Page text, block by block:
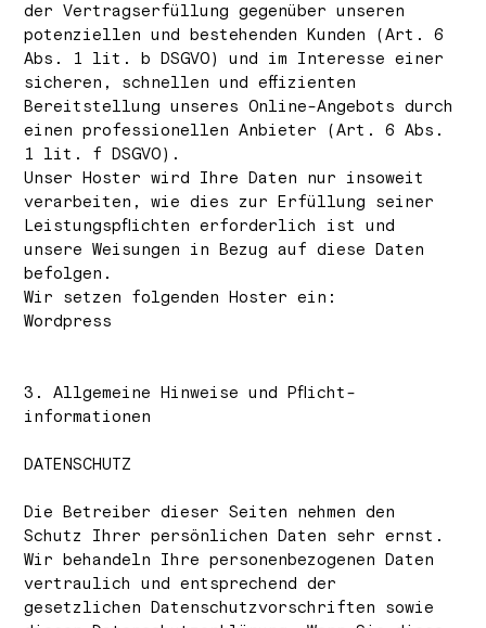
der Vertragserfüllung gegenüber unseren
potenziellen und bestehenden Kunden (Art. 6
Abs. 1 lit. b DSGVO) und im Interesse einer
sicheren, schnellen und effizienten
Bereitstellung unseres Online-Angebots durch
einen professionellen Anbieter (Art. 6 Abs.
1 lit. f DSGVO).
Unser Hoster wird Ihre Daten nur insoweit
verarbeiten, wie dies zur Erfüllung seiner
Leistungspflichten erforderlich ist und
unsere Weisungen in Bezug auf diese Daten
befolgen.
Wir setzen folgenden Hoster ein:
Wordpress
3. Allgemeine Hinweise und Pflicht­
informationen
DATENSCHUTZ
Die Betreiber dieser Seiten nehmen den
Schutz Ihrer persönlichen Daten sehr ernst.
Wir behandeln Ihre personenbezogenen Daten
vertraulich und entsprechend der
gesetzlichen Datenschutzvorschriften sowie